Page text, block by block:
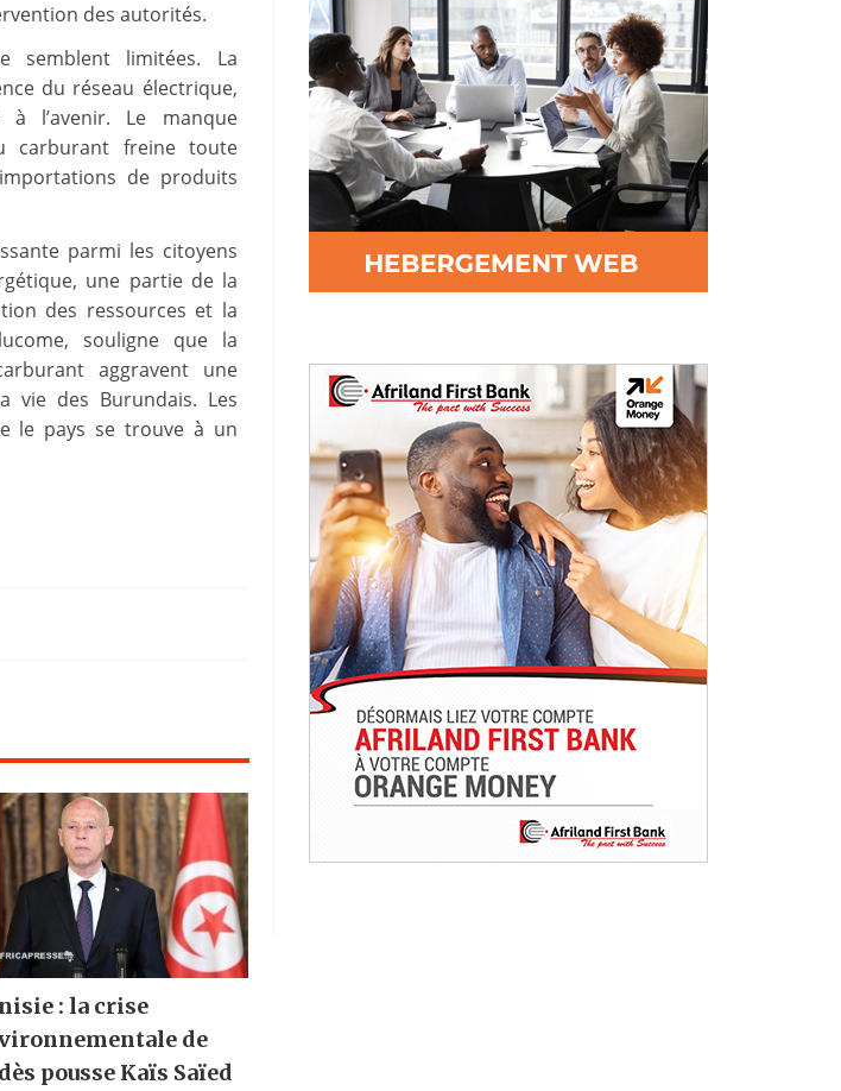
des autorités.
semblent limitées. La
du réseau électrique,
l’avenir. Le manque
carburant freine toute
de produits
parmi les citoyens
une partie de la
des ressources et la
souligne que la
aggravent une
vie des Burundais. Les
le pays se trouve à un
: la crise
de
pousse Kaïs Saïed